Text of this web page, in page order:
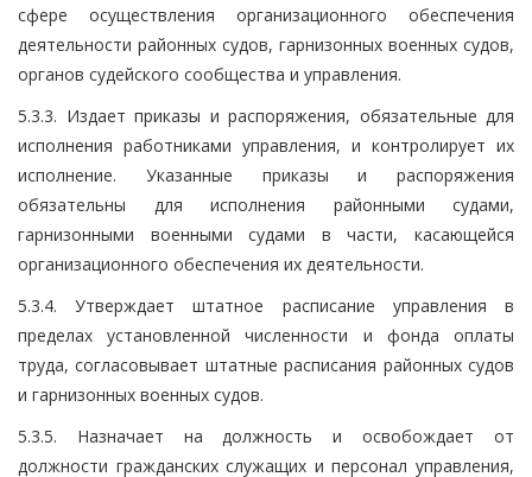
сфере осуществления организационного обеспечения
деятельности районных судов, гарнизонных военных судов,
органов судейского сообщества и управления.
5.3.3. Издает приказы и распоряжения, обязательные для
исполнения работниками управления, и контролирует их
исполнение. Указанные приказы и распоряжения
обязательны для исполнения районными судами,
гарнизонными военными судами в части, касающейся
организационного обеспечения их деятельности.
5.3.4. Утверждает штатное расписание управления в
пределах установленной численности и фонда оплаты
труда, согласовывает штатные расписания районных судов
и гарнизонных военных судов.
5.3.5. Назначает на должность и освобождает от
должности гражданских служащих и персонал управления,